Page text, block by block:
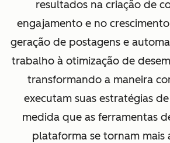
resultados na criação de
engajamento e no
geração de postagens e
trabalho à otimização de
transformando a maneira
executam suas estratégias
medida que as ferramentas
plataforma se tornam mais